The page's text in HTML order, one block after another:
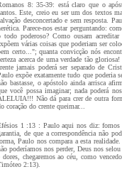
8: 35-39: está claro que o
Este, creio eu ser um dos textos
desconcertado e sem resposta.
Parece-nos estar perguntando:
todo poderoso? Como ousam
várias coisas que poderiam ser
certo..."; quanta convicção nós
acerca de uma verdade tão
jamais poderá ser separado de
expõe exatamente tudo que poderia
bastasse, o apóstolo ainda arrisca
você possa imaginar; nada poderá
Não dá para crer de outra
coração do crente queimar...
1 :13 : Paulo aqui nos diz: fomos
de que a correspondência não
Paulo nos compara a esta
poderíamos nos perder, Deus nos
dores, chegaremos ao céu, como
2:13).